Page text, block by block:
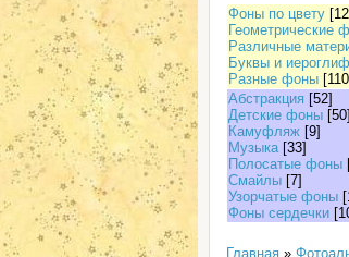
Фоны по цвету
Геометрические
Различные
Буквы и
Разные фоны
Абстракция [52]
Детские фоны [50]
Камуфляж [9]
Музыка [33]
Полосатые фоны
Смайлы [7]
Узорчатые фоны
Фоны сердечки
Главная »